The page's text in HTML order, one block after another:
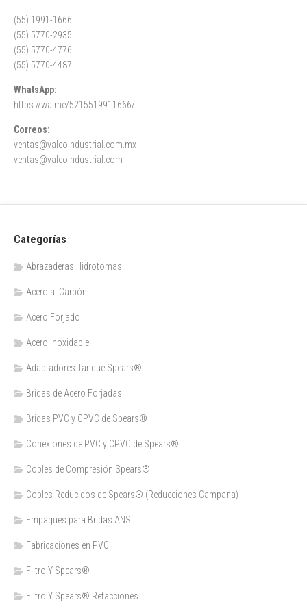
(55) 1991-1666
(55) 5770-2935
(55) 5770-4776
(55) 5770-4487
WhatsApp:
https://wa.me/5215519911666/
Correos:
ventas@valcoindustrial.com.mx
ventas@valcoindustrial.com
Categorías
Abrazaderas Hidrotomas
Acero al Carbón
Acero Forjado
Acero Inoxidable
Adaptadores Tanque Spears®
Bridas de Acero Forjadas
Bridas PVC y CPVC de Spears®
Conexiones de PVC y CPVC de Spears®
Coples de Compresión Spears®
Coples Reducidos de Spears® (Reducciones Campana)
Empaques para Bridas ANSI
Fabricaciones en PVC
Filtro Y Spears®
Filtro Y Spears® Refacciones